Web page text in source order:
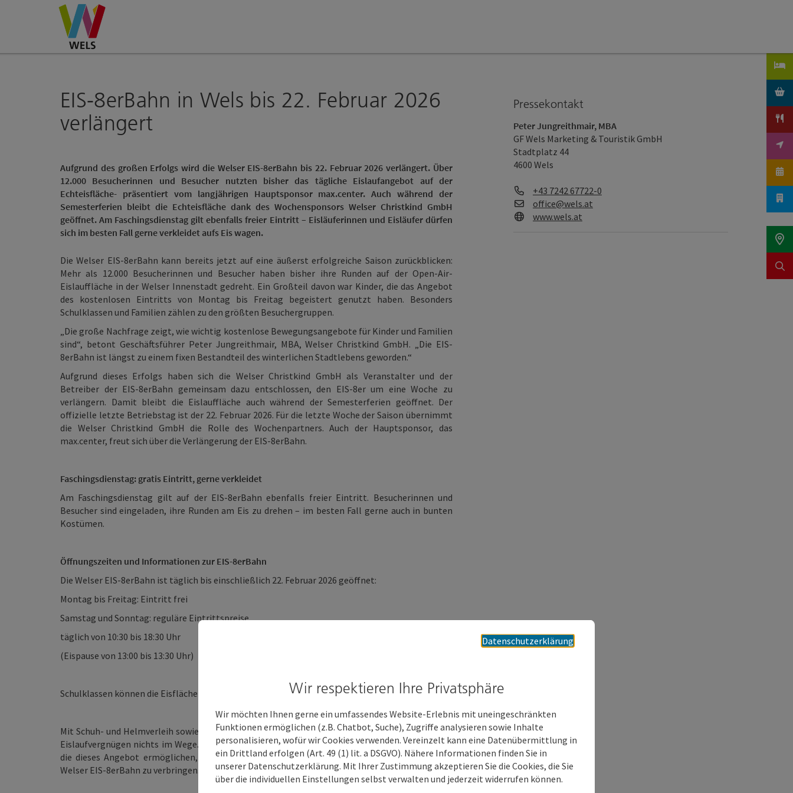
Zum Inhalt Accesskey
[0]
Zur NavigationAccesskey
[1]
Zum Seitenanfang Accesskey
[2]
EIS-8erBahn in Wels bis 22. Februar 2026
verlängert
Aufgrund des großen Erfolgs wird die Welser EIS-8erBahn bis 22. Februar 2026 verlängert. Über
12.000 Besucherinnen und Besucher nutzten bisher das tägliche Eislaufangebot auf der
Echteisfläche- präsentiert vom langjährigen Hauptsponsor max.center. Auch während der
Semesterferien bleibt die Echteisfläche dank des Wochensponsors Welser Christkind GmbH
geöffnet. Am Faschingsdienstag gilt ebenfalls freier Eintritt – Eisläuferinnen und Eisläufer dürfen
sich im besten Fall gerne verkleidet aufs Eis wagen.
Die Welser EIS-8erBahn kann bereits jetzt auf eine äußerst erfolgreiche Saison zurückblicken:
Mehr als 12.000 Besucherinnen und Besucher haben bisher ihre Runden auf der Open-Air-
Eislauffläche in der Welser Innenstadt gedreht. Ein Großteil davon war Kinder, die das Angebot
des kostenlosen Eintritts von Montag bis Freitag begeistert genutzt haben. Besonders
Schulklassen und Familien zählen zu den größten Besuchergruppen.
„Die große Nachfrage zeigt, wie wichtig kostenlose Bewegungsangebote für Kinder und Familien
sind“, betont Geschäftsführer Peter Jungreithmair, MBA, Welser Christkind GmbH. „Die EIS-
8erBahn ist längst zu einem fixen Bestandteil des winterlichen Stadtlebens geworden.“
Aufgrund dieses Erfolgs haben sich die Welser Christkind GmbH als Veranstalter und der
Betreiber der EIS-8erBahn gemeinsam dazu entschlossen, den EIS-8er um eine Woche zu
verlängern. Damit bleibt die Eislauffläche auch während der Semesterferien geöffnet. Der
offizielle letzte Betriebstag ist der 22. Februar 2026. Für die letzte Woche der Saison übernimmt
die Welser Christkind GmbH die Rolle des Wochenpartners. Auch der Hauptsponsor, das
max.center, freut sich über die Verlängerung der EIS-8erBahn.
Faschingsdienstag: gratis Eintritt, gerne verkleidet
Am Faschingsdienstag gilt auf der EIS-8erBahn ebenfalls freier Eintritt. Besucherinnen und
Besucher sind eingeladen, ihre Runden am Eis zu drehen – im besten Fall gerne auch in bunten
Kostümen.
Öffnungszeiten und Informationen zur EIS-8erBahn
Die Welser EIS-8erBahn ist täglich bis einschließlich 22. Februar 2026 geöffnet:
Montag bis Freitag: Eintritt frei
Samstag und Sonntag: reguläre Eintrittspreise
täglich von 10:30 bis 18:30 Uhr
(Eispause von 13:00 bis 13:30 Uhr)
Schulklassen können die Eisfläche bereits ab 09:00 Uhr nutzen
Mit Schuh- und Helmverleih sowie kostenlosen Pinguinen als Eislaufhilfen steht einem sicheren
Eislaufvergnügen nichts im Wege. Die Welser Christkind GmbH bedankt sich bei den Sponsoren,
die dieses Angebot ermöglichen, und lädt alle herzlich ein, noch bis 22. Februar Zeit auf der
Welser EIS-8erBahn zu verbringen.
Pressekontakt
Peter Jungreithmair, MBA
GF Wels Marketing & Touristik GmbH
Stadtplatz 44
4600 Wels
Telefon
+43 7242 67722-0
E-Mail
office@wels.at
Web
www.wels.at
Datenschutzerklärung
Wir respektieren Ihre Privatsphäre
Wir möchten Ihnen gerne ein umfassendes Website-Erlebnis mit uneingeschränkten
Funktionen ermöglichen (z.B. Chatbot, Suche), Zugriffe analysieren sowie Inhalte
personalisieren, wofür wir Cookies verwenden. Vereinzelt kann eine Datenübermittlung in
ein Drittland erfolgen (Art. 49 (1) lit. a DSGVO). Nähere Informationen finden Sie in
unserer Datenschutzerklärung. Mit Ihrer Zustimmung akzeptieren Sie die Cookies, die Sie
über die individuellen Einstellungen selbst verwalten und jederzeit widerrufen können.